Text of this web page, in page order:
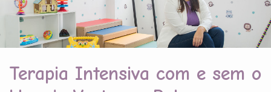
Terapia Intensiva com e sem o